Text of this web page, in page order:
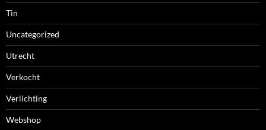
Tin
Uncategorized
Utrecht
Verkocht
Verlichting
Webshop